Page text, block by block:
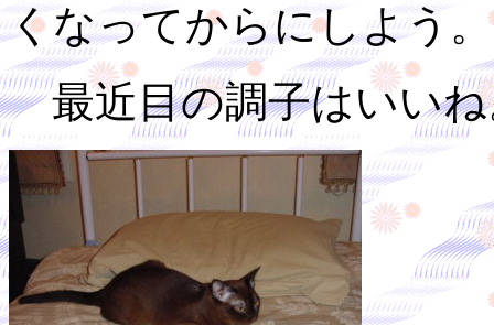
くなってからにしよう。
最近目の調子はいいね